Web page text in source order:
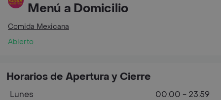
Menú a Domicilio
Comida Mexicana
Abierto
Horarios de Apertura y Cierre
Lunes
00:00 - 23:59